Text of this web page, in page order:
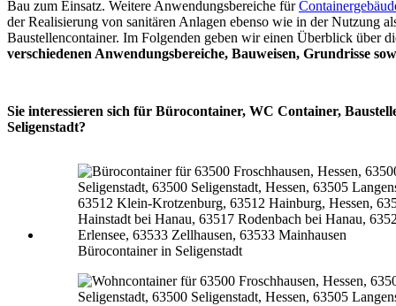
Bau zum Einsatz. Weitere Anwendungsbereiche für
der Realisierung von sanitären Anlagen ebenso wie in der Nutzung
Baustellencontainer. Im Folgenden geben wir einen Überblick über
verschiedenen Anwendungsbereiche, Bauweisen, Grundrisse
Sie interessieren sich für Bürocontainer, WC Container,
Seligenstadt?
Bürocontainer in Seligenstadt